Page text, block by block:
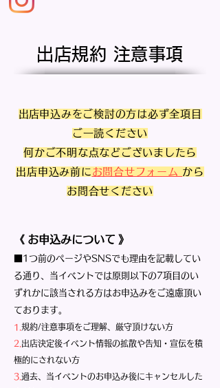
出店規約 注意事項
​出店申込みをご検討の方は必ず全項目
ご一読ください
何かご不明な点などございましたら
出店申込み前に お問合せフォーム から
お問合せください
​《 お申込みについて 》
■1つ前のページやSNSでも理由を記載してい
る通り、 当イベントでは原則以下の7項目のい
ずれかに該当される方はお申込みをご遠慮頂い
ております。
1. 規約/注意事項をご理解、厳守頂けない方
2. 出店決定後イベント情報の拡散や告知・宣伝を積
極的にされない方
3. 過去、当イベントのお申込み後にキャンセルした